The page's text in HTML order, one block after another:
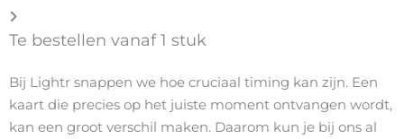
Te bestellen vanaf 1 stuk
Bij Lightr snappen we hoe cruciaal timing kan zijn. Een
kaart die precies op het juiste moment ontvangen wordt,
kan een groot verschil maken. Daarom kun je bij ons al